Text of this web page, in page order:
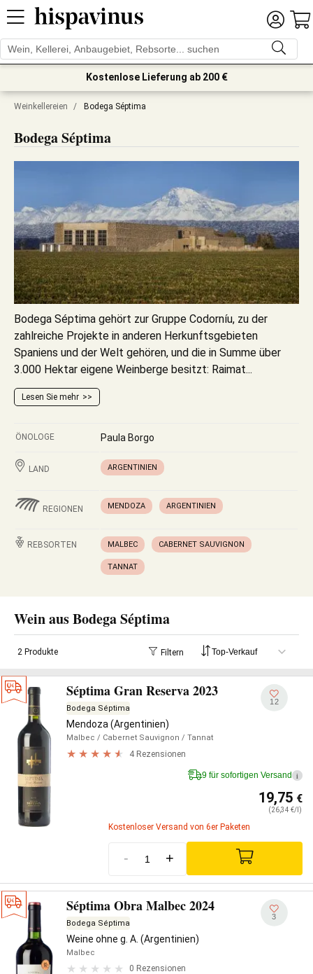
Kostenlose Lieferung ab 200 €
Weinkellereien / Bodega Séptima
Bodega Séptima
Bodega Séptima gehört zur Gruppe Codorníu, zu der
zahlreiche Projekte in anderen Herkunftsgebieten
Spaniens und der Welt gehören, und die in Summe über
3.000 Hektar eigene Weinberge besitzt: Raimat...
Lesen Sie mehr
ÖNOLOGE Paula Borgo
LAND ARGENTINIEN
REGIONEN MENDOZA ARGENTINIEN
REBSORTEN MALBEC CABERNET SAUVIGNON
TANNAT
Wein aus Bodega Séptima
2 Produkte Filtern
Séptima Gran Reserva 2023
Bodega Séptima
Mendoza (Argentinien)
Malbec / Cabernet Sauvignon / Tannat
4 Rezensionen
12
9 für sofortigen Versand i
19,75 €
(26,34 €/l)
Kostenloser Versand von 6er Paketen
- +
Séptima Obra Malbec 2024
Bodega Séptima
Weine ohne g. A. (Argentinien)
Malbec
0 Rezensionen
3